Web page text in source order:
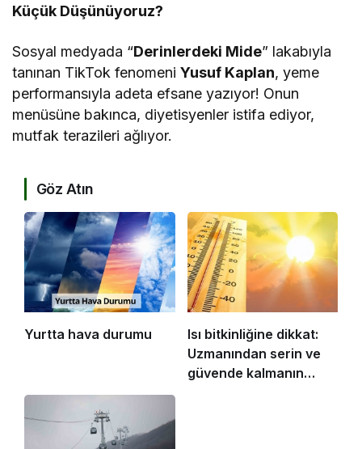
Küçük Düşünüyoruz?
Sosyal medyada “Derinlerdeki Mide” lakabıyla
tanınan TikTok fenomeniYusuf Kaplan, yeme
performansıyla adeta efsane yazıyor! Onun
menüsüne bakınca, diyetisyenler istifa ediyor,
mutfak terazileri ağlıyor.
Göz Atın
Yurtta hava durumu
Isı bitkinliğine dikkat:
Uzmanından serin ve
güvende kalmanın